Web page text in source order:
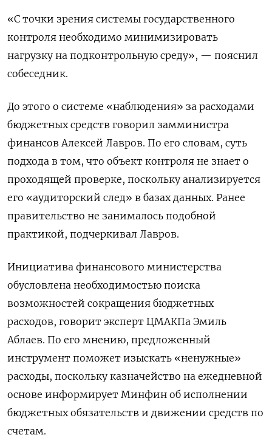
«С точки зрения системы государственного
контроля необходимо минимизировать
нагрузку на подконтрольную среду», — пояснил
собеседник.
До этого о системе «наблюдения» за расходами
бюджетных средств говорил замминистра
финансов Алексей Лавров. По его словам, суть
подхода в том, что объект контроля не знает о
проходящей проверке, поскольку анализируется
его «аудиторский след» в базах данных. Ранее
правительство не занималось подобной
практикой, подчеркивал Лавров.
Инициатива финансового министерства
обусловлена необходимостью поиска
возможностей сокращения бюджетных
расходов, говорит эксперт ЦМАКПа Эмиль
Аблаев. По его мнению, предложенный
инструмент поможет изыскать «ненужные»
расходы, поскольку казначейство на ежедневной
основе информирует Минфин об исполнении
бюджетных обязательств и движении средств по
счетам.